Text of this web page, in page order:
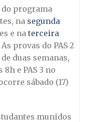
do programa
na segunda
e naterceira
provas do PAS 2
duas semanas,
8h e PAS 3 no
sábado (17)
munidos